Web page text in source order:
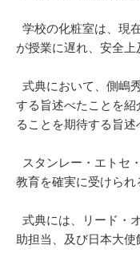
学校の化粧室は、現
が授業に遅れ、安全上
式典において、側嶋
する旨述べたことを
ることを期待する旨述
スタンレー・エトセ
教育を確実に受けられ
式典には、リード・
助担当、及び日本大使